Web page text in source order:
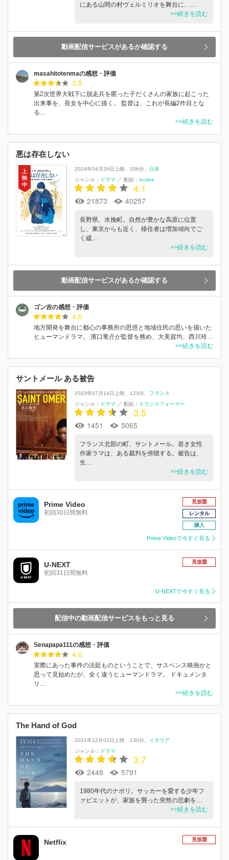
にある山間の村ヴェルミリオを舞台に、…
>>続きを読む
動画配信サービスがあるか確認する
masahitotenmaの感想・評価
3.5
第2次世界大戦下に脱走兵を匿った子だくさんの家族に起こった
出来事を、長女を中心に描く。 監督は、これが長編2作目とな
る…
>>続きを読む
悪は存在しない
2024年04月26日上映 106分
日本
ジャンル：
ドラマ ／ 配給： Incline
4.1
21873 40257
長野県、水挽町。自然が豊かな高原に位置
し、東京からも近く、移住者は増加傾向でご
く緩…
>>続きを読む
動画配信サービスがあるか確認する
ゴン吉の感想・評価
4.0
地方開発を舞台に都心の事務所の思惑と地域住民の思いを描いた
ヒューマンドラマ。 濱口竜介が監督を務め、大美賀均、西川玲…
>>続きを読む
サントメール ある被告
2023年07月14日上映 123分
フランス
ジャンル：
ドラマ ／ 配給： トランスフォーマー
3.5
1451 5065
フランス北部の町、サントメール。若き女性
作家ラマは、ある裁判を傍聴する。被告は、
生…
>>続きを読む
Prime Video
初回30日間無料
見放題
レンタル
購入
Prime Videoで今すぐ見る
U-NEXT
初回31日間無料
見放題
U-NEXTで今すぐ見る
配信中の動画配信サービスをもっと見る
Senapapa111の感想・評価
4.0
実際にあった事件の法廷ものということで、サスペンス映画かと
思って見始めたが、全く違うヒューマンドラマ。 ドキュメンタ
リ…
>>続きを読む
The Hand of God
2021年12月03日上映 130分
イタリア
ジャンル：
ドラマ
3.7
2448 5791
1980年代のナポリ。サッカーを愛する少年フ
ァビエットが、家族を襲った突然の悲劇を…
>>続きを読む
Netflix 見放題